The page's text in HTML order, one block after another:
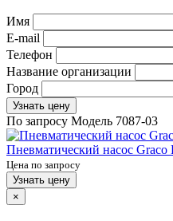
Имя
E-mail
Телефон
Название организации
Город
Узнать цену
По запросу Модель 7087-03
Пневматический насос
Цена по запросу
Узнать цену
×